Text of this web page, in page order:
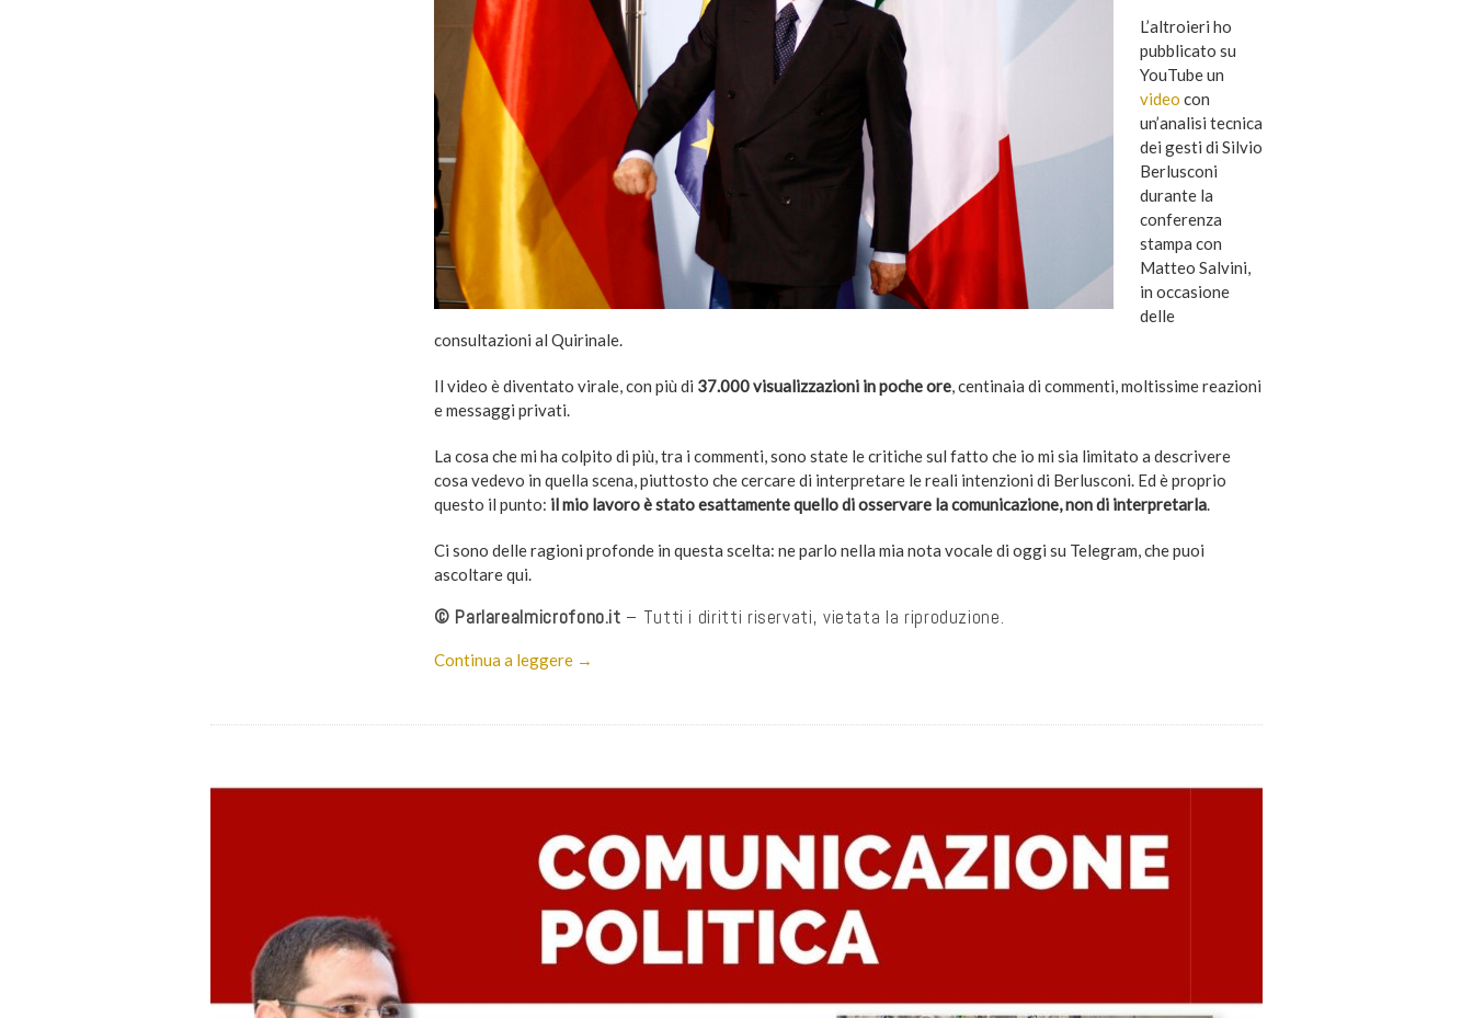
L’altroieri ho
pubblicato su
YouTube un
video con
un’analisi tecnica
dei gesti di Silvio
Berlusconi
durante la
conferenza
stampa con
Matteo Salvini,
in occasione
delle
consultazioni al Quirinale.
Il video è diventato virale, con più di 37.000 visualizzazioni in poche ore, centinaia di commenti, moltissime reazioni
e messaggi privati.
La cosa che mi ha colpito di più, tra i commenti, sono state le critiche sul fatto che io mi sia limitato a descrivere
cosa vedevo in quella scena, piuttosto che cercare di interpretare le reali intenzioni di Berlusconi. Ed è proprio
questo il punto: il mio lavoro è stato esattamente quello di osservare la comunicazione, non di interpretarla.
Ci sono delle ragioni profonde in questa scelta: ne parlo nella mia nota vocale di oggi su Telegram, che puoi
ascoltare qui.
© Parlarealmicrofono.it – Tutti i diritti riservati, vietata la riproduzione.
Continua a leggere →